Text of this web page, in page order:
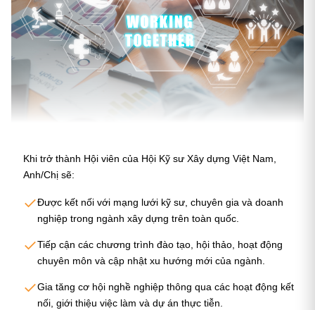
Khi trở thành Hội viên của Hội Kỹ sư Xây dựng Việt Nam,
Anh/Chị sẽ:
Được kết nối với mạng lưới kỹ sư, chuyên gia và doanh
nghiệp trong ngành xây dựng trên toàn quốc.
Tiếp cận các chương trình đào tạo, hội thảo, hoạt động
chuyên môn và cập nhật xu hướng mới của ngành.
Gia tăng cơ hội nghề nghiệp thông qua các hoạt động kết
nối, giới thiệu việc làm và dự án thực tiễn.